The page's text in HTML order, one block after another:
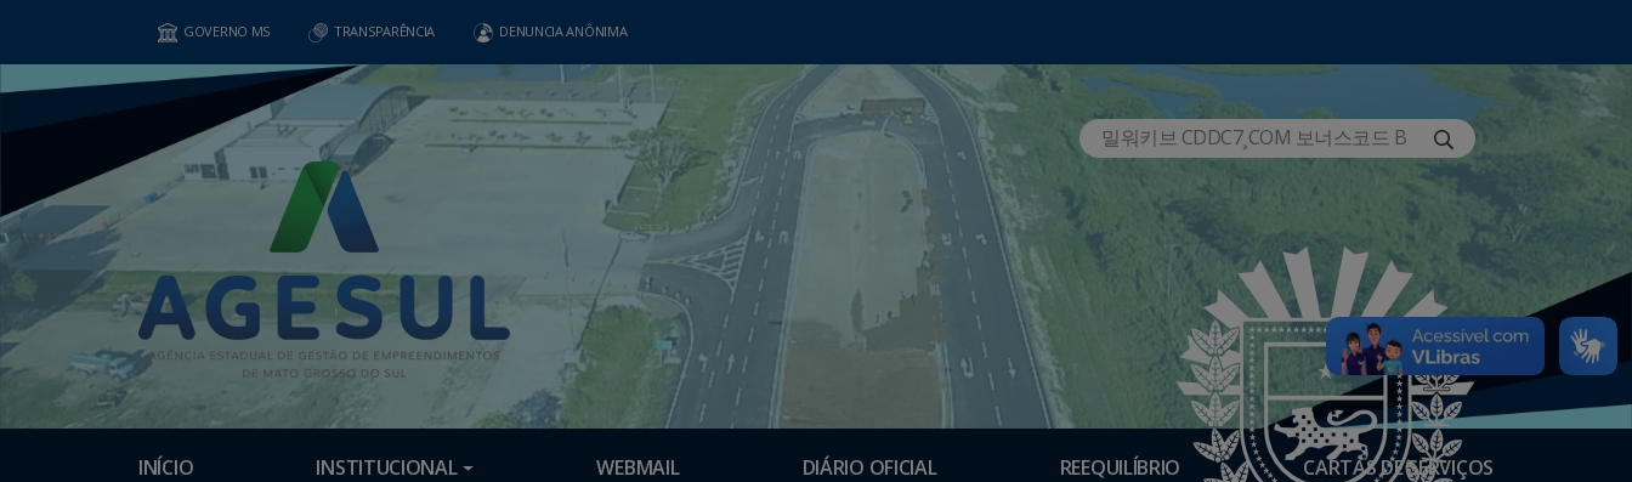
GOVERNO MS TRANSPARÊNCIA DENUNCIA ANÔNIMA
INÍCIO INSTITUCIONAL WEBMAIL DIÁRIO OFICIAL REEQUILÍBRIO CARTAS DE SERVIÇOS